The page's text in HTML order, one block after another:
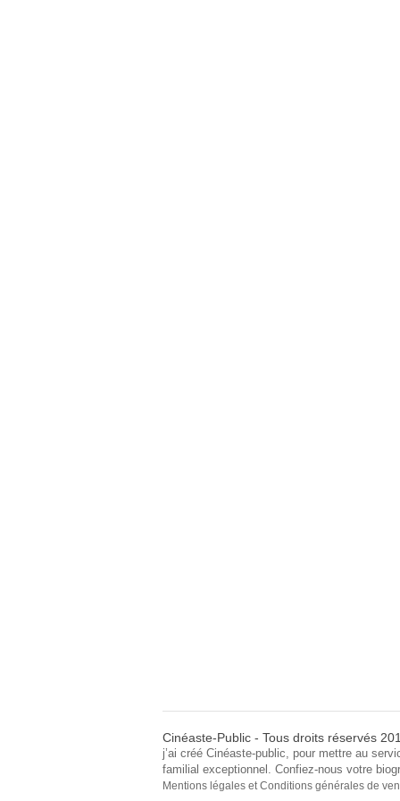
Cinéaste-Public - Tous droits réservés
j’ai créé Cinéaste-public, pour mettre au
familial exceptionnel. Confiez-nous votre
Mentions légales et Conditions générales de